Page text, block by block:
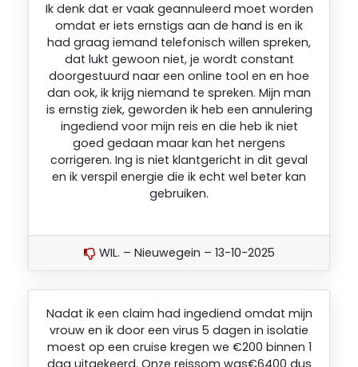
Ik denk dat er vaak geannuleerd moet worden
omdat er iets ernstigs aan de hand is en ik
had graag iemand telefonisch willen spreken,
dat lukt gewoon niet, je wordt constant
doorgestuurd naar een online tool en en hoe
dan ook, ik krijg niemand te spreken. Mijn man
is ernstig ziek, geworden ik heb een annulering
ingediend voor mijn reis en die heb ik niet
goed gedaan maar kan het nergens
corrigeren. Ing is niet klantgericht in dit geval
en ik verspil energie die ik echt wel beter kan
gebruiken.
WIL. – Nieuwegein – 13-10-2025
Nadat ik een claim had ingediend omdat mijn
vrouw en ik door een virus 5 dagen in isolatie
moest op een cruise kregen we €200 binnen 1